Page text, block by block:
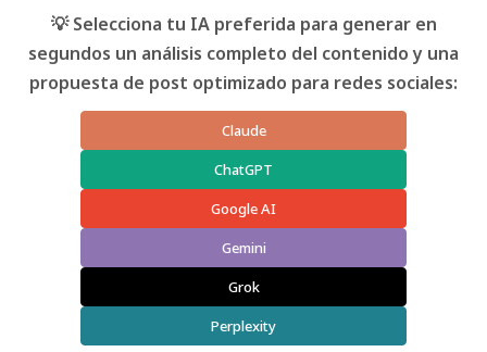
💡 Selecciona tu IA preferida para generar en
segundos un análisis completo del contenido y una
propuesta de post optimizado para redes sociales:
Claude
ChatGPT
Google AI
Gemini
Grok
Perplexity